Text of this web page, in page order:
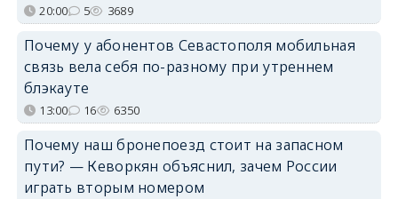
20:00 5 3689
Почему у абонентов Севастополя мобильная
связь вела себя по-разному при утреннем
блэкауте
13:00 16 6350
Почему наш бронепоезд стоит на запасном
пути? — Кеворкян объяснил, зачем России
играть вторым номером